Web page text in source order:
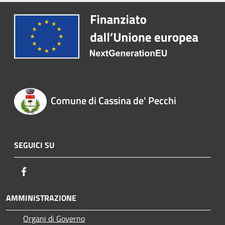
Comune di Cassina de' Pecchi
SEGUICI SU
AMMINISTRAZIONE
Organi di Governo